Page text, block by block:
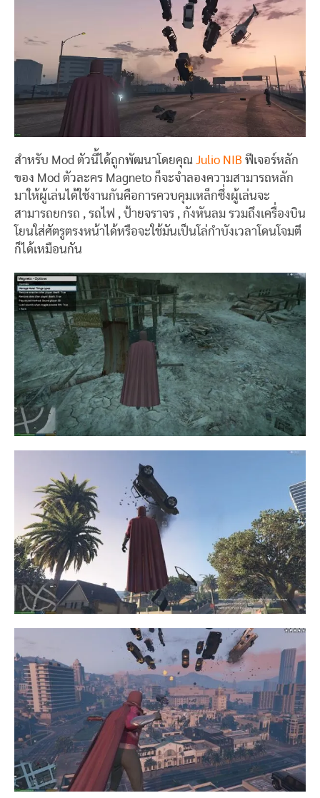
สำหรับ Mod ตัวนี้ได้ถูกพัฒนาโดยคุณ Julio NIB ฟีเจอร์หลัก
ของ Mod ตัวละคร Magneto ก็จะจำลองความสามารถหลัก
มาให้ผู้เล่นได้ใช้งานกันคือการควบคุมเหล็กซึ่งผู้เล่นจะ
สามารถยกรถ , รถไฟ , ป้ายจราจร , กังหันลม รวมถึงเครื่องบิน
โยนใส่ศัตรูตรงหน้าได้หรือจะใช้มันเป็นโล่กำบังเวลาโดนโจมตี
ก็ได้เหมือนกัน